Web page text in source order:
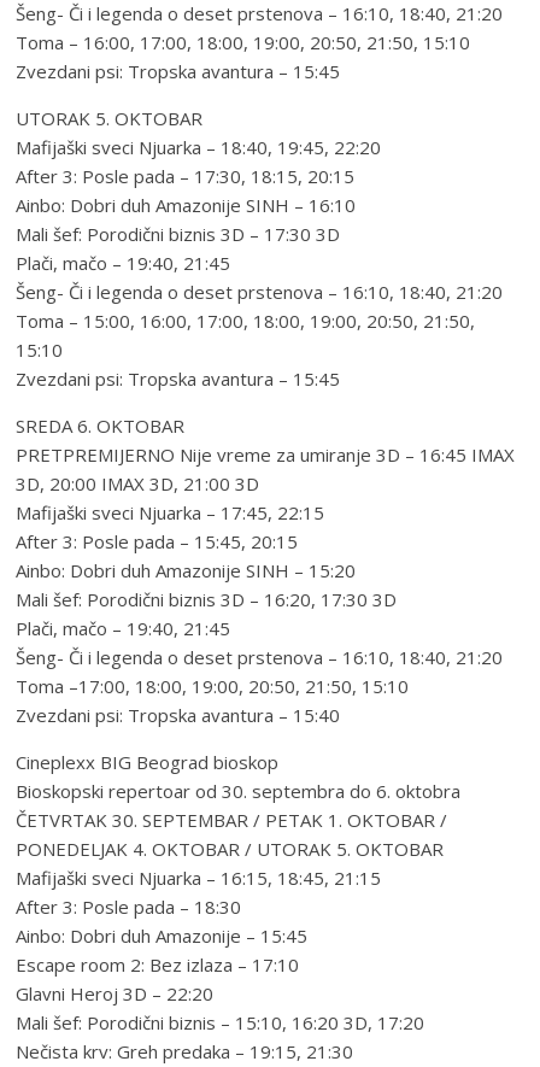
Šeng- Či i legenda o deset prstenova – 16:10, 18:40, 21:20
Toma – 16:00, 17:00, 18:00, 19:00, 20:50, 21:50, 15:10
Zvezdani psi: Tropska avantura – 15:45
UTORAK 5. OKTOBAR
Mafijaški sveci Njuarka – 18:40, 19:45, 22:20
After 3: Posle pada – 17:30, 18:15, 20:15
Ainbo: Dobri duh Amazonije SINH – 16:10
Mali šef: Porodični biznis 3D – 17:30 3D
Plači, mačo – 19:40, 21:45
Šeng- Či i legenda o deset prstenova – 16:10, 18:40, 21:20
Toma – 15:00, 16:00, 17:00, 18:00, 19:00, 20:50, 21:50,
15:10
Zvezdani psi: Tropska avantura – 15:45
SREDA 6. OKTOBAR
PRETPREMIJERNO Nije vreme za umiranje 3D – 16:45 IMAX
3D, 20:00 IMAX 3D, 21:00 3D
Mafijaški sveci Njuarka – 17:45, 22:15
After 3: Posle pada – 15:45, 20:15
Ainbo: Dobri duh Amazonije SINH – 15:20
Mali šef: Porodični biznis 3D – 16:20, 17:30 3D
Plači, mačo – 19:40, 21:45
Šeng- Či i legenda o deset prstenova – 16:10, 18:40, 21:20
Toma –17:00, 18:00, 19:00, 20:50, 21:50, 15:10
Zvezdani psi: Tropska avantura – 15:40
Cineplexx BIG Beograd bioskop
Bioskopski repertoar od 30. septembra do 6. oktobra
ČETVRTAK 30. SEPTEMBAR / PETAK 1. OKTOBAR /
PONEDELJAK 4. OKTOBAR / UTORAK 5. OKTOBAR
Mafijaški sveci Njuarka – 16:15, 18:45, 21:15
After 3: Posle pada – 18:30
Ainbo: Dobri duh Amazonije – 15:45
Escape room 2: Bez izlaza – 17:10
Glavni Heroj 3D – 22:20
Mali šef: Porodični biznis – 15:10, 16:20 3D, 17:20
Nečista krv: Greh predaka – 19:15, 21:30